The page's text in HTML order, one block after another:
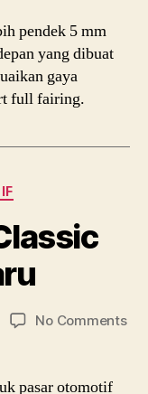
pendek 5 mm
yang dibuat
gaya
full fairing.
No Commentson
pasar otomotif